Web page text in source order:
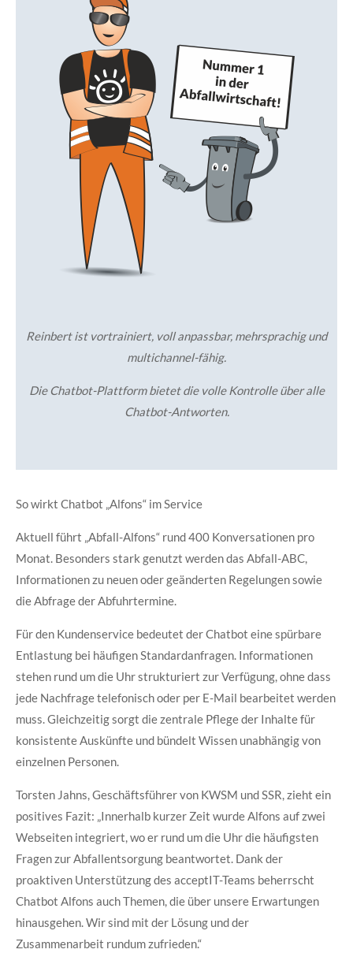
Reinbert ist vortrainiert, voll anpassbar, mehrsprachig und
multichannel-fähig.
Die Chatbot-Plattform bietet die volle Kontrolle über alle
Chatbot-Antworten.
So wirkt Chatbot „Alfons“ im Service
Aktuell führt „Abfall-Alfons“ rund 400 Konversationen pro
Monat. Besonders stark genutzt werden das Abfall-ABC,
Informationen zu neuen oder geänderten Regelungen sowie
die Abfrage der Abfuhrtermine.
Für den Kundenservice bedeutet der Chatbot eine spürbare
Entlastung bei häufigen Standardanfragen. Informationen
stehen rund um die Uhr strukturiert zur Verfügung, ohne dass
jede Nachfrage telefonisch oder per E-Mail bearbeitet werden
muss. Gleichzeitig sorgt die zentrale Pflege der Inhalte für
konsistente Auskünfte und bündelt Wissen unabhängig von
einzelnen Personen.
Torsten Jahns, Geschäftsführer von KWSM und SSR, zieht ein
positives Fazit: „Innerhalb kurzer Zeit wurde Alfons auf zwei
Webseiten integriert, wo er rund um die Uhr die häufigsten
Fragen zur Abfallentsorgung beantwortet. Dank der
proaktiven Unterstützung des acceptIT-Teams beherrscht
Chatbot Alfons auch Themen, die über unsere Erwartungen
hinausgehen. Wir sind mit der Lösung und der
Zusammenarbeit rundum zufrieden.“